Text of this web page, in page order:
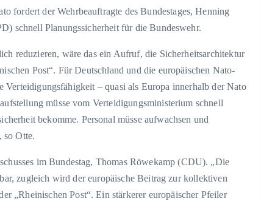
fordert der Wehrbeauftragte des Bundestages, Henning
schnell Planungssicherheit für die Bundeswehr.
reduzieren, wäre das ein Aufruf, die Sicherheitsarchitektur
Post“. Für Deutschland und die europäischen Nato-
Verteidigungsfähigkeit – quasi als Europa innerhalb der Nato
müsse vom Verteidigungsministerium schnell
bekomme. Personal müsse aufwachsen und
so Otte.
im Bundestag, Thomas Röwekamp (CDU). „Die
zugleich wird der europäische Beitrag zur kollektiven
„Rheinischen Post“. Ein stärkerer europäischer Pfeiler